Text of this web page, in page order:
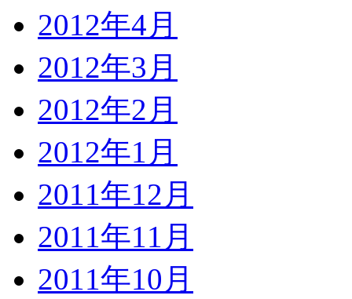
2012年4月
2012年3月
2012年2月
2012年1月
2011年12月
2011年11月
2011年10月